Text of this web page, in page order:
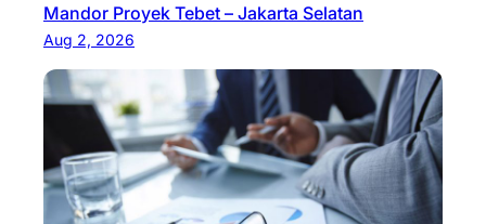
Mandor Proyek Tebet – Jakarta Selatan
Aug 2, 2026